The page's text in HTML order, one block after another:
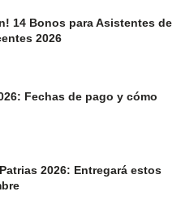
14 Bonos para Asistentes de
2026
Fechas de pago y cómo
2026: Entregará estos